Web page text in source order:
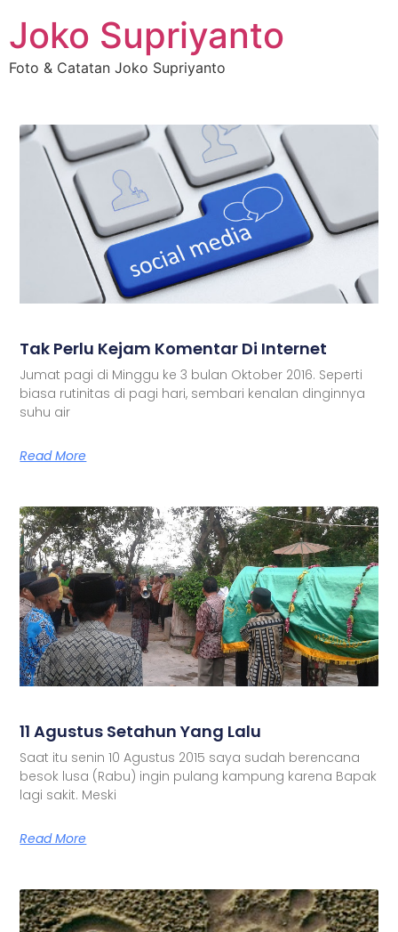
Joko Supriyanto
Foto & Catatan Joko Supriyanto
Tak Perlu Kejam Komentar Di Internet
Jumat pagi di Minggu ke 3 bulan Oktober 2016. Seperti
biasa rutinitas di pagi hari, sembari kenalan dinginnya
suhu air
Read More
11 Agustus Setahun Yang Lalu
Saat itu senin 10 Agustus 2015 saya sudah berencana
besok lusa (Rabu) ingin pulang kampung karena Bapak
lagi sakit. Meski
Read More